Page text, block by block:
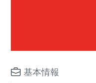
基本情報